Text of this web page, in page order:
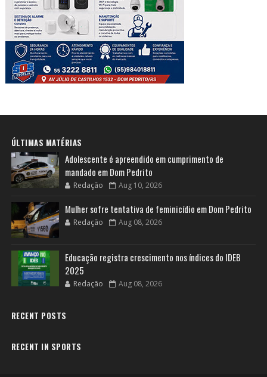
ÚLTIMAS MATÉRIAS
Adolescente é apreendido em cumprimento de
mandado em Dom Pedrito
Redação Aug 10, 2026
Mulher sofre tentativa de feminicídio em Dom Pedrito
Redação Aug 08, 2026
Educação registra crescimento nos índices do IDEB
2025
Redação Aug 08, 2026
RECENT POSTS
RECENT IN SPORTS